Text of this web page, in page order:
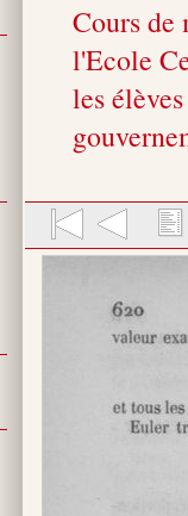
Cours de
l'Ecole
les